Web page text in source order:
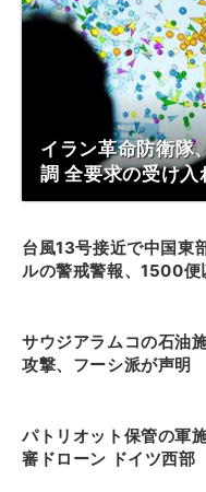
イラン革命防衛隊
調 全要求の受け入
台風13号接近で中国東
ルの警戒警報、1500便
サウジアラムコの石油
攻撃、フーシ派が声明
パトリオット保管の軍
審ドローン ドイツ西部